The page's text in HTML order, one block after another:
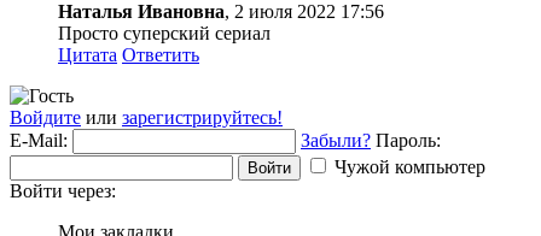
Наталья Ивановна, 2 июля 2022 17:56
Просто суперский сериал
Цитата Ответить
Войдите или зарегистрируйтесь!
E-Mail:
Забыли? Пароль:
Войти
Чужой компьютер
Войти через: